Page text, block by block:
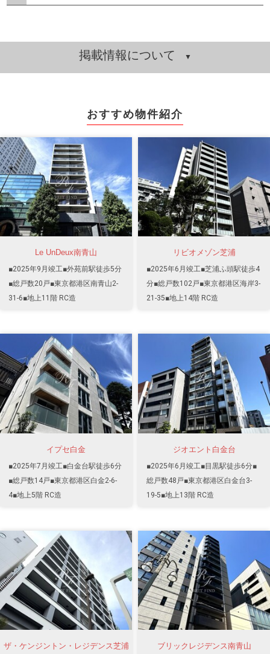
掲載情報について
おすすめ物件紹介
Le UnDeux南青山
■2025年9月竣工■外苑前駅徒歩5分
■総戸数20戸■東京都港区南青山2-
31-6■地上11階 RC造
リビオメゾン芝浦
■2025年6月竣工■芝浦ふ頭駅徒歩4
分■総戸数102戸■東京都港区海岸3-
21-35■地上14階 RC造
イプセ白金
■2025年7月竣工■白金台駅徒歩6分
■総戸数14戸■東京都港区白金2-6-
4■地上5階 RC造
ジオエント白金台
■2025年6月竣工■目黒駅徒歩6分■
総戸数48戸■東京都港区白金台3-
19-5■地上13階 RC造
ザ・ケンジントン・レジデンス芝浦 ブリックレジデンス南青山